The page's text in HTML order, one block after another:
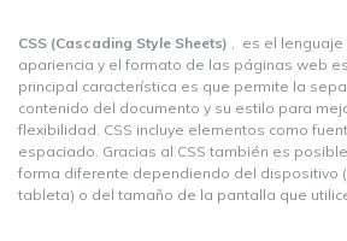
CSS (Cascading Style Sheets) , es el
apariencia y el formato de las páginas web
principal característica es que permite la
contenido del documento y su estilo para
flexibilidad. CSS incluye elementos como
espaciado. Gracias al CSS también es
forma diferente dependiendo del dispositivo
tableta) o del tamaño de la pantalla que